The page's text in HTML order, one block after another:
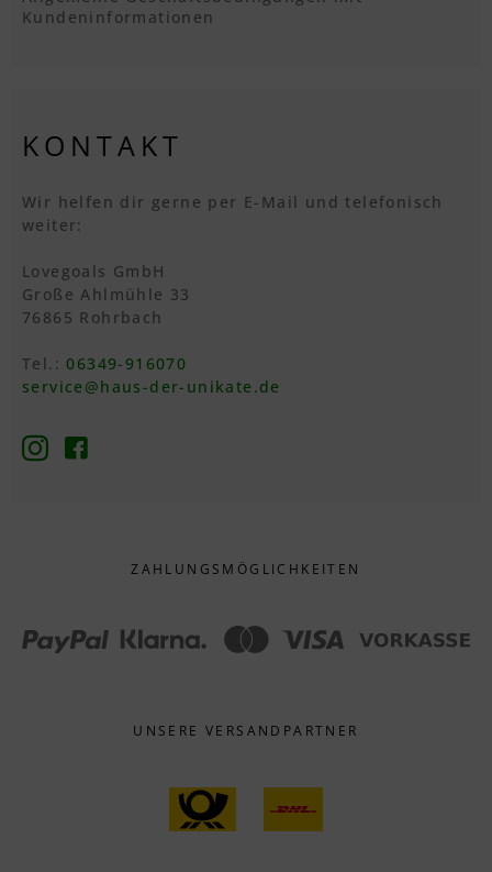
Kundeninformationen
KONTAKT
Wir helfen dir gerne per E-Mail und telefonisch
weiter:
Lovegoals GmbH
Große Ahlmühle 33
76865 Rohrbach
Tel.:06349-916070
service@haus-der-unikate.de
ZAHLUNGS­MÖGLICHKEITEN
UNSERE VERSANDPARTNER